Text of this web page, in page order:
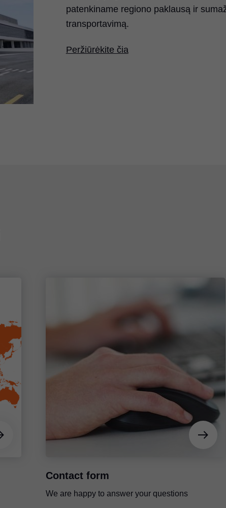
patenkiname regiono paklausą ir
transportavimą.
Peržiūrėkite čia
Contact form
We are happy to answer your questions